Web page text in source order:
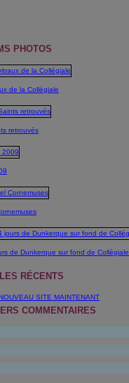
PHOTOS
de la Collégiale
retrouvés
de Dunkerque sur fond de Collégiale
RÉCENTS
SITE MAINTENANT
COMMENTAIRES